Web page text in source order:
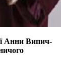
Анни Випич-